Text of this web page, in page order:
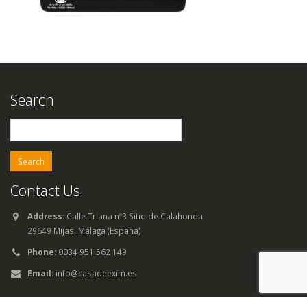
Search
for:
Contact Us
Address: Calle Triana nº3 Sitio de Calahonda
29649 Mijas, Málaga (España)
Phone: 0034 951 562 149
Email: info@casadeexim.es